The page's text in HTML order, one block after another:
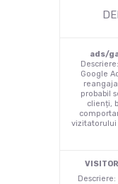
ads/
Google
probabil
clienți,